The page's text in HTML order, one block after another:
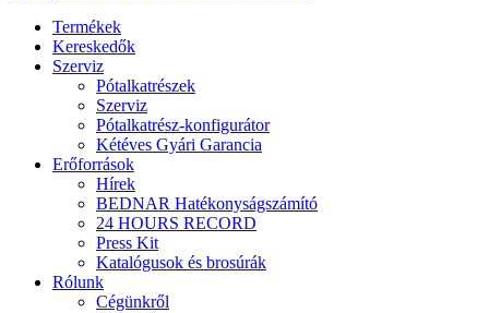
Termékek
Kereskedők
Szerviz
Pótalkatrészek
Szerviz
Pótalkatrész-konfigurátor
Kétéves Gyári Garancia
Erőforrások
Hírek
BEDNAR Hatékonyságszámító
24 HOURS RECORD
Press Kit
Katalógusok és brosúrák
Rólunk
Cégünkről